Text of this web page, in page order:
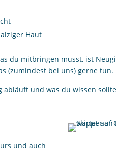
Haut
du mitbringen musst, ist
(zumindest bei uns) gerne tun.
abläuft und was du wissen
und auch